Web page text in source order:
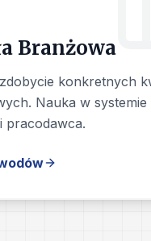
Branżowa
konkretnych
Nauka w systemie
pracodawca.